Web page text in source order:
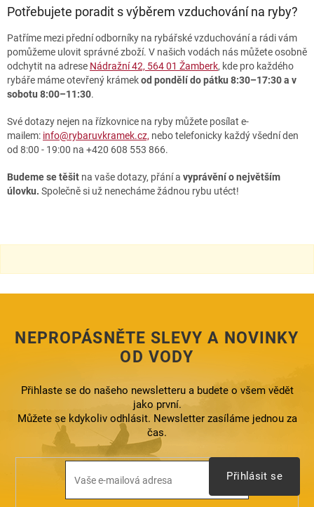
y
ý
p
i
s
Potřebujete poradit s výběrem vzduchování na ryby?
Patříme mezi přední odborníky na rybářské vzduchování a rádi vám
pomůžeme ulovit správné zboží. V našich vodách nás můžete osobně
odchytit na adrese Nádražní 42, 564 01 Žamberk, kde pro každého
rybáře máme otevřený krámekod pondělí do pátku 8:30–17:30 a v
sobotu 8:00–11:30.
Své dotazy nejen na řízkovnice na ryby můžete posílat e-
mailem: info@rybaruvkramek.cz, nebo telefonicky každý všední den
od 8:00 - 19:00 na +420 608 553 866.
Budeme se těšit na vaše dotazy, přání a vyprávění o největším
úlovku. Společně si už nenecháme žádnou rybu utéct!
NEPROPÁSNĚTE SLEVY A NOVINKY
OD VODY
Přihlaste se do našeho newsletteru a budete o všem vědět
jako první.
Můžete se kdykoliv odhlásit. Newsletter zasíláme jednou za
čas.
Přihlásit se